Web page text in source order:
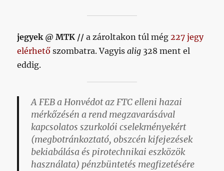
jegyek @ MTK // a zároltakon túl még227 jegy
elérhetőszombatra. Vagyisalig 328 ment el
eddig.
A FEB a Honvédot az FTC elleni hazai
mérkőzésén a rend megzavarásával
kapcsolatos szurkolói cselekményekért
(megbotránkoztató, obszcén kifejezések
bekiabálása és pirotechnikai eszközök
használata) pénzbüntetés megfizetésére